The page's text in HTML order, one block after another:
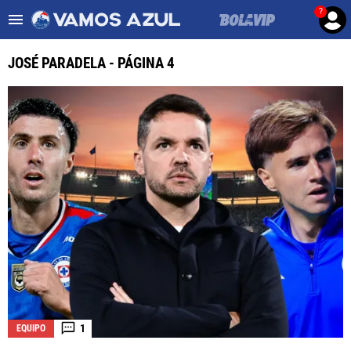
?
Es tendencia Noticias Cruz Azul HOY
ULTIMAS NOTICIAS
LEAGUES CUP
LIGA MX
FEMENIL
FUERZAS BÁSICAS
MERCADO DE FICHAJES
OPINIÓN
JOSÉ PARADELA - PÁGINA 4
EQUIPO 1